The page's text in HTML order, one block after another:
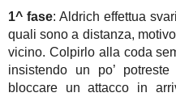
1^ fase: Aldrich effettua
quali sono a distanza,
vicino. Colpirlo alla coda
insistendo un po’
bloccare un attacco in